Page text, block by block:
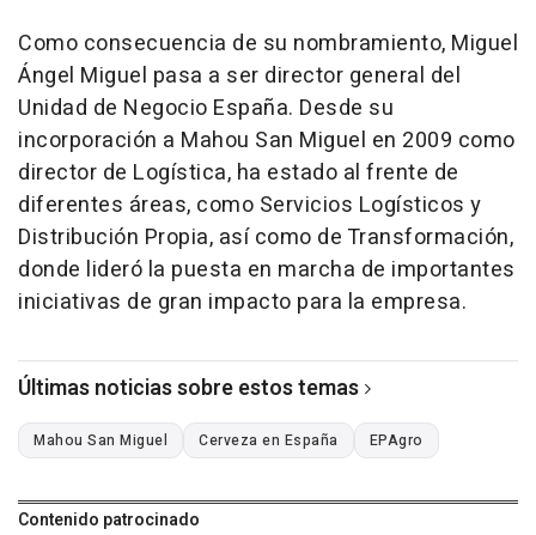
Como consecuencia de su nombramiento, Miguel
Ángel Miguel pasa a ser director general del
Unidad de Negocio España. Desde su
incorporación a Mahou San Miguel en 2009 como
director de Logística, ha estado al frente de
diferentes áreas, como Servicios Logísticos y
Distribución Propia, así como de Transformación,
donde lideró la puesta en marcha de importantes
iniciativas de gran impacto para la empresa.
Últimas noticias sobre estos temas
Mahou San Miguel Cerveza en España EPAgro
Contenido patrocinado